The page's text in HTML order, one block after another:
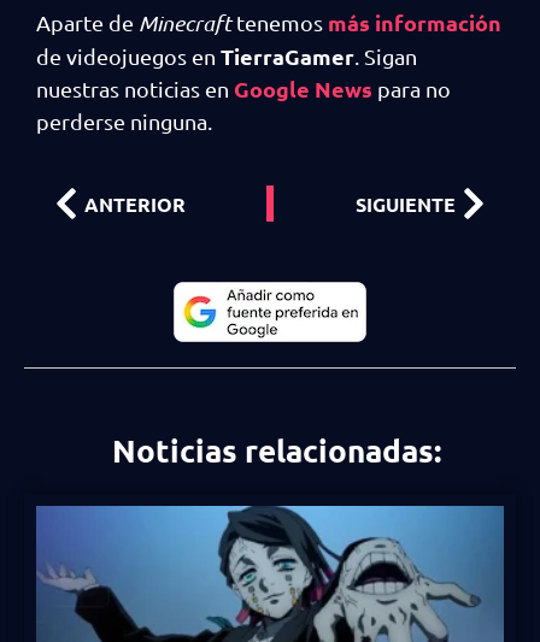
Aparte de Minecrafttenemos más información
de videojuegos en TierraGamer. Sigan
nuestras noticias en Google News para no
perderse ninguna.
ANTERIOR SIGUIENTE
Noticias relacionadas: